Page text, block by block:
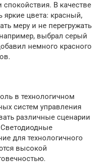
В качестве
цвета: красный,
меру и не перегружать
выбрал серый
немного красного
в технологичном
систем управления
различные сценарии
для технологичного
высокой